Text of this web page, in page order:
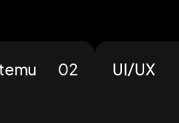
02 UI/UX